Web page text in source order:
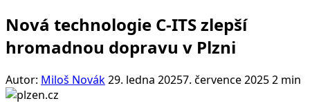
Nová technologie C-ITS zlepší
hromadnou dopravu v Plzni
Autor: Miloš Novák29. ledna 20257. července 20252 min